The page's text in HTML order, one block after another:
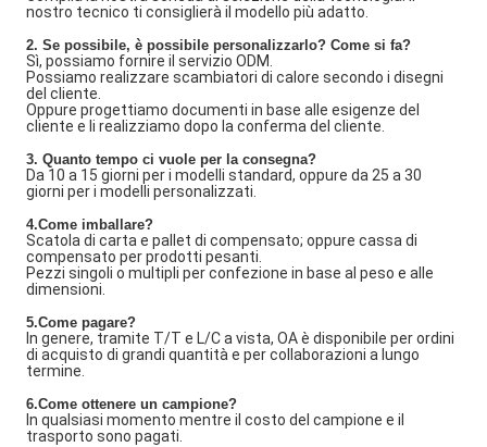
nostro tecnico ti consiglierà il modello più adatto.
2. Se possibile, è possibile personalizzarlo? Come si fa?
Sì, possiamo fornire il servizio ODM.
Possiamo realizzare scambiatori di calore secondo i disegni
del cliente.
Oppure progettiamo documenti in base alle esigenze del
cliente e li realizziamo dopo la conferma del cliente.
3. Quanto tempo ci vuole per la consegna?
Da 10 a 15 giorni per i modelli standard, oppure da 25 a 30
giorni per i modelli personalizzati.
4.Come imballare?
Scatola di carta e pallet di compensato; oppure cassa di
compensato per prodotti pesanti.
Pezzi singoli o multipli per confezione in base al peso e alle
dimensioni.
5.Come pagare?
In genere, tramite T/T e L/C a vista, OA è disponibile per ordini
di acquisto di grandi quantità e per collaborazioni a lungo
termine.
6.Come ottenere un campione?
In qualsiasi momento mentre il costo del campione e il
trasporto sono pagati.